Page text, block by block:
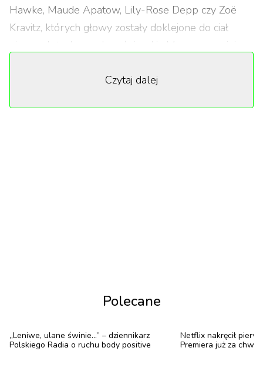
Hawke, Maude Apatow, Lily-Rose Depp czy Zoë
Kravitz, których głowy zostały doklejone do ciał
niemowląt, ubranych w śpioszki. „Ma oczy swojej
magazynu. Czy faktycznie należy rozliczać nepo
Czytaj dalej
Polecane
„Leniwe, ulane świnie...” – dziennikarz
Polskiego Radia o ruchu body positive
Netflix nakręcił
Premiera już za chwilę